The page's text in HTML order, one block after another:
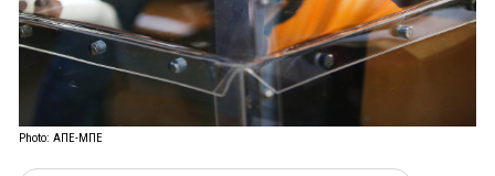
Photo: ΑΠΕ-ΜΠΕ